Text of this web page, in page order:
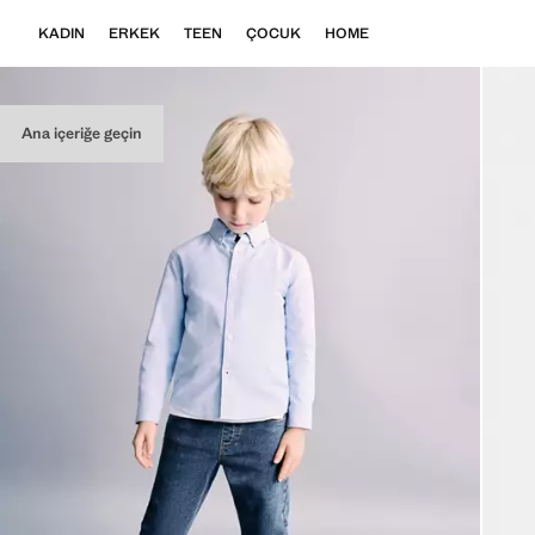
Ana içeriğe geçin
KADIN ERKEK TEEN ÇOCUK HOME